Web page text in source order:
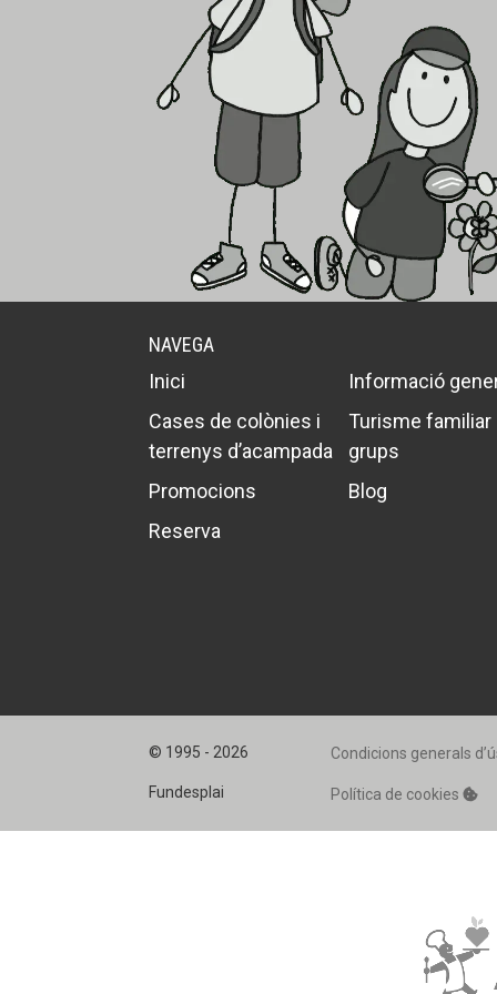
NAVEGA
Inici
Informació
Cases de colònies i
terrenys d’acampada
Turisme familiar
grups
Promocions
Blog
Reserva
© 1995 - 2026
Fundesplai
Condicions generals
Política de cookies